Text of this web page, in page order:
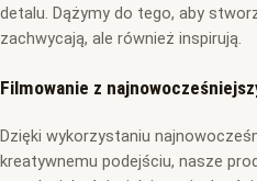
detalu. Dążymy do tego, aby
zachwycają, ale również inspirują.
Filmowanie z
Dzięki wykorzystaniu
kreatywnemu podejściu, nasze